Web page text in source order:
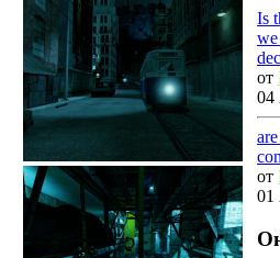
Is
от
04
от
01